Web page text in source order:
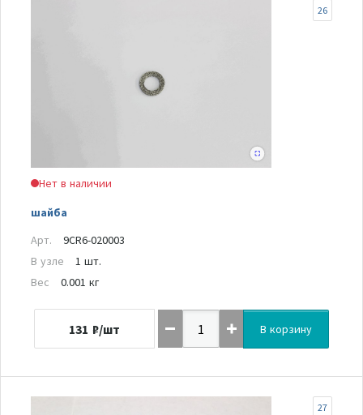
Нет в наличии
шайба
26
Арт.
9CR6-020003
В узле
1 шт.
Вес
0.001 кг
131 ₽/шт В корзину
27